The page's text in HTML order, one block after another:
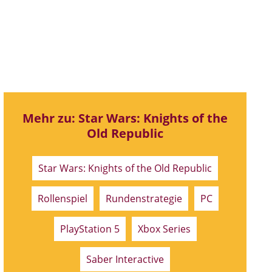
Mehr zu: Star Wars: Knights of the
Old Republic
Star Wars: Knights of the Old Republic
Rollenspiel Rundenstrategie PC
PlayStation 5 Xbox Series
Saber Interactive